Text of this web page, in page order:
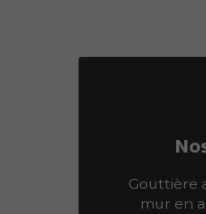
Gouttière
mur en